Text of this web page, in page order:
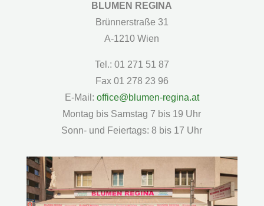
BLUMEN REGINA
Brünnerstraße 31
A-1210 Wien
Tel.: 01 271 51 87
Fax 01 278 23 96
E-Mail: office@blumen-regina.at
Montag bis Samstag 7 bis 19 Uhr
Sonn- und Feiertags: 8 bis 17 Uhr